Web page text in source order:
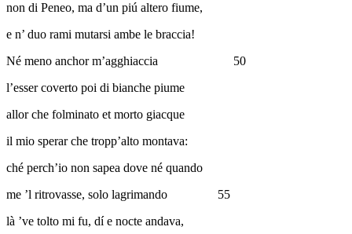
non di Peneo, ma d’un piú altero fiume,
e n’ duo rami mutarsi ambe le braccia!
Né meno anchor m’agghiaccia 50
l’esser coverto poi di bianche piume
allor che folminato et morto giacque
il mio sperar che tropp’alto montava:
ché perch’io non sapea dove né quando
me ’l ritrovasse, solo lagrimando 55
là ’ve tolto mi fu, dí e nocte andava,